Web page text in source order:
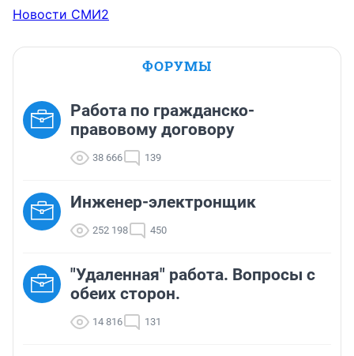
Новости СМИ2
ФОРУМЫ
Работа по гражданско-
правовому договору
38 666 139
Инженер-электронщик
252 198 450
"Удаленная" работа. Вопросы с
обеих сторон.
14 816 131